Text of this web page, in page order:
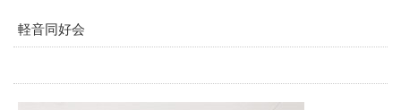
軽音同好会